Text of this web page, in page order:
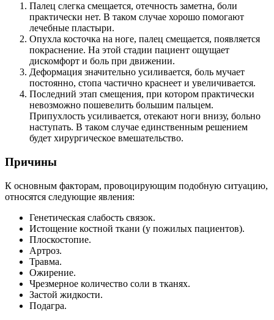
Палец слегка смещается, отечность заметна, боли
практически нет. В таком случае хорошо помогают
лечебные пластыри.
Опухла косточка на ноге, палец смещается, появляется
покраснение. На этой стадии пациент ощущает
дискомфорт и боль при движении.
Деформация значительно усиливается, боль мучает
постоянно, стопа частично краснеет и увеличивается.
Последний этап смещения, при котором практически
невозможно пошевелить большим пальцем.
Припухлость усиливается, отекают ноги внизу, больно
наступать. В таком случае единственным решением
будет хирургическое вмешательство.
Причины
К основным факторам, провоцирующим подобную ситуацию,
относятся следующие явления:
Генетическая слабость связок.
Истощение костной ткани (у пожилых пациентов).
Плоскостопие.
Артроз.
Травма.
Ожирение.
Чрезмерное количество соли в тканях.
Застой жидкости.
Подагра.